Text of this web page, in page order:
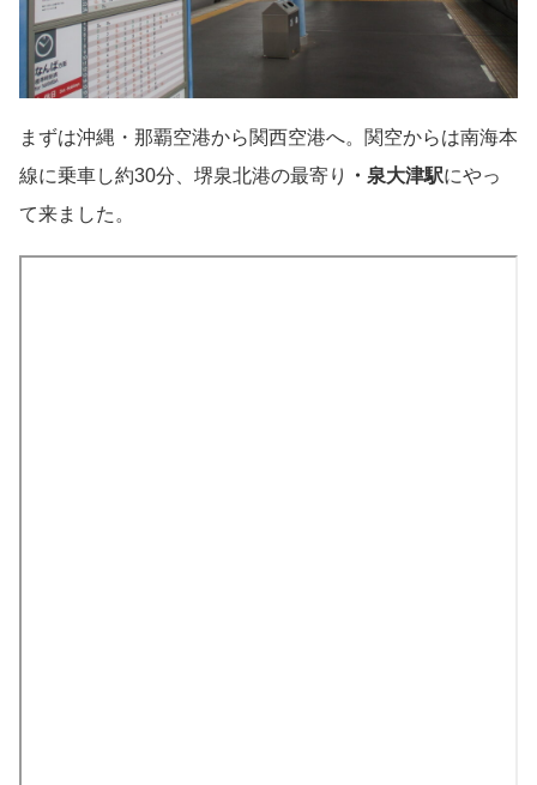
まずは沖縄・那覇空港から関西空港へ。関空からは南海本
線に乗車し約30分、堺泉北港の最寄り
・泉大津駅にやっ
て来ました。